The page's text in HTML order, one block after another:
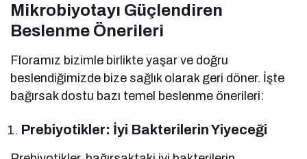
Mikrobiyotayı Güçlendiren
Beslenme Önerileri
Floramız bizimle birlikte yaşar ve doğru
beslendiğimizde bize sağlık olarak geri döner. İşte
bağırsak dostu bazı temel beslenme önerileri:
Prebiyotikler: İyi Bakterilerin Yiyeceği